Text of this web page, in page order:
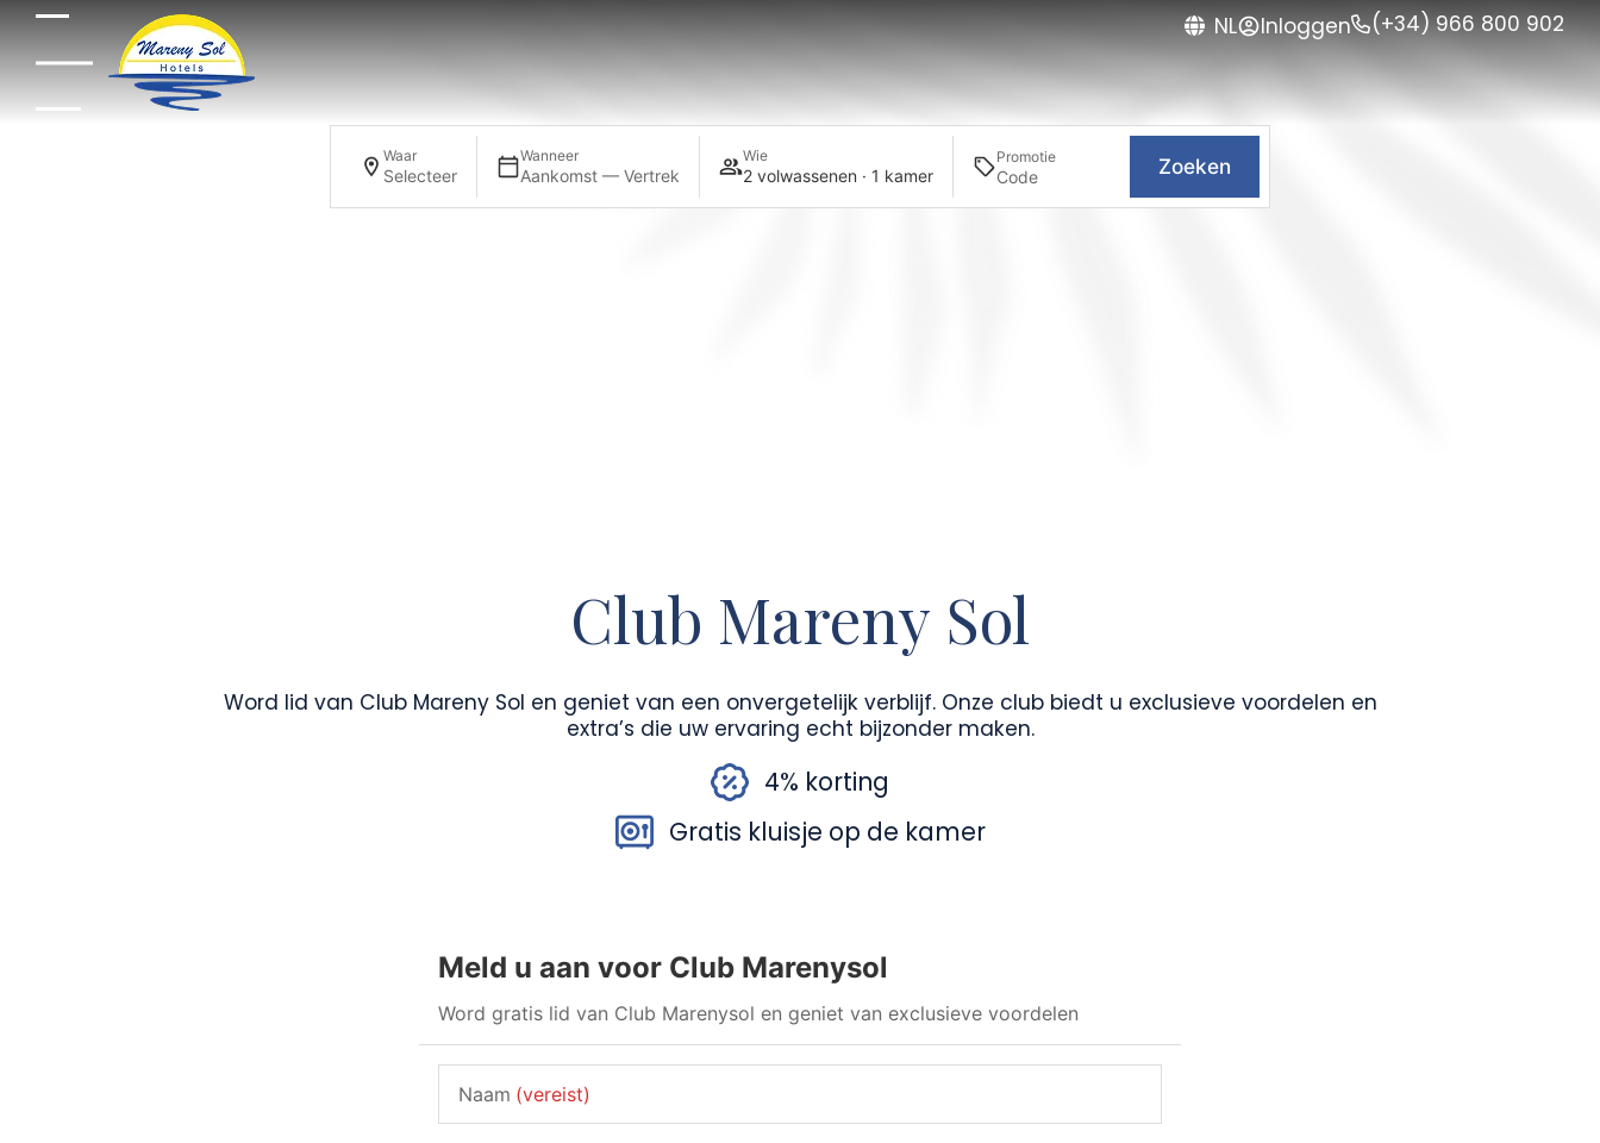
NL Inloggen (+34) 966 800 902
Waar
Selecteer
Wanneer
Aankomst — Vertrek
Wie
2 volwassenen · 1 kamer
Promotie Zoeken
Club Mareny Sol
Word lid van Club Mareny Sol en geniet van een onvergetelijk verblijf. Onze club biedt u exclusieve voordelen en
extra’s die uw ervaring echt bijzonder maken.
4% korting
Gratis kluisje op de kamer
Meld u aan voor Club Marenysol
Word gratis lid van Club Marenysol en geniet van exclusieve voordelen
Naam (vereist)